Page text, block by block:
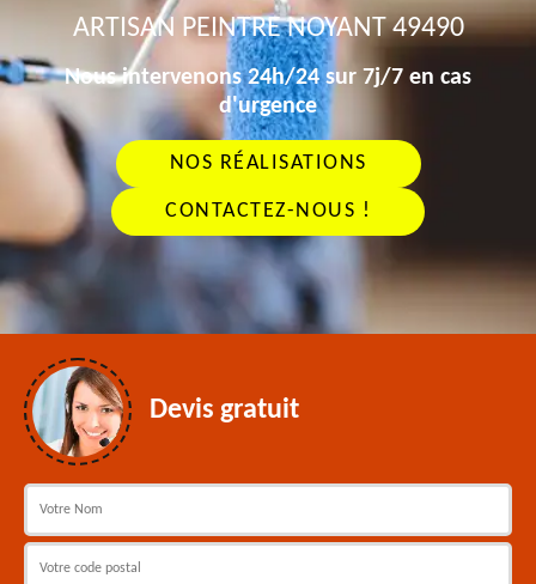
ARTISAN PEINTRE NOYANT 49490
Nous intervenons 24h/24 sur 7j/7 en cas
d'urgence
NOS RÉALISATIONS
CONTACTEZ-NOUS !
Devis gratuit